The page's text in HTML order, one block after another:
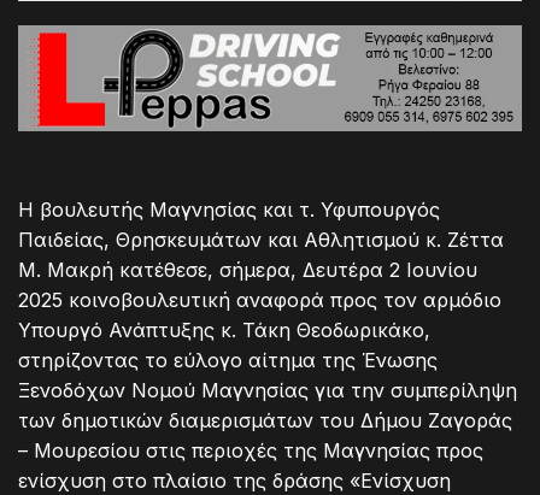
Η βουλευτής Μαγνησίας και τ. Υφυπουργός
Παιδείας, Θρησκευμάτων και Αθλητισμού κ. Ζέττα
Μ. Μακρή κατέθεσε, σήμερα, Δευτέρα 2 Ιουνίου
2025 κοινοβουλευτική αναφορά προς τον αρμόδιο
Υπουργό Ανάπτυξης κ. Τάκη Θεοδωρικάκο,
στηρίζοντας το εύλογο αίτημα της Ένωσης
Ξενοδόχων Νομού Μαγνησίας για την συμπερίληψη
των δημοτικών διαμερισμάτων του Δήμου Ζαγοράς
– Μουρεσίου στις περιοχές της Μαγνησίας προς
ενίσχυση στο πλαίσιο της δράσης «Ενίσχυση